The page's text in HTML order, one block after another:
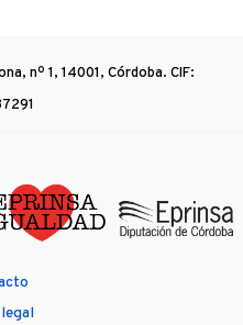
nº 1, 14001, Córdoba. CIF: